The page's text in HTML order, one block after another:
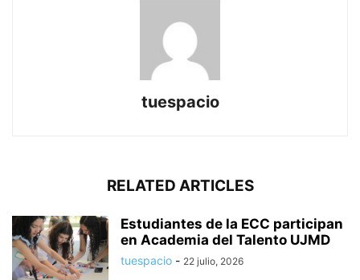
tuespacio
RELATED ARTICLES
Estudiantes de la ECC participan
en Academia del Talento UJMD
tuespacio - 22 julio, 2026